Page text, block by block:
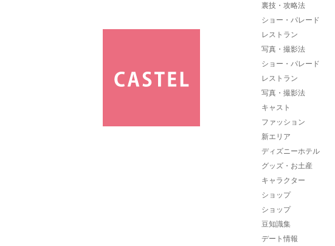
裏技・攻略法
ショー・パレード
レストラン
写真・撮影法
ショー・パレード
レストラン
写真・撮影法
キャスト
ファッション
新エリア
ディズニーホテル
グッズ・お土産
キャラクター
ショップ
ショップ
豆知識集
デート情報